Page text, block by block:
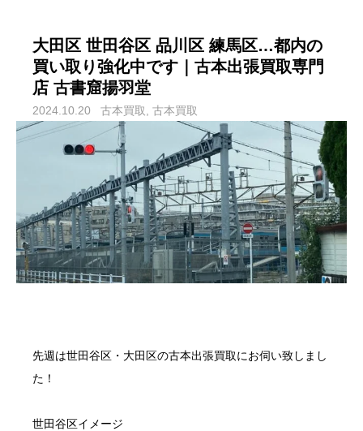
大田区 世田谷区 品川区 練馬区…都内の
買い取り強化中です｜古本出張買取専門
店 古書窟揚羽堂
2024.10.20 古本買取 古本買取
先週は世田谷区 ・ 大田区の古本出張買取にお伺い致しまし
た！
世田谷区イメージ